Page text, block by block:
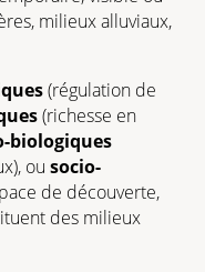
milieux alluviaux,
(régulation de
(richesse en
biologiques
ousocio-
de découverte,
des milieux